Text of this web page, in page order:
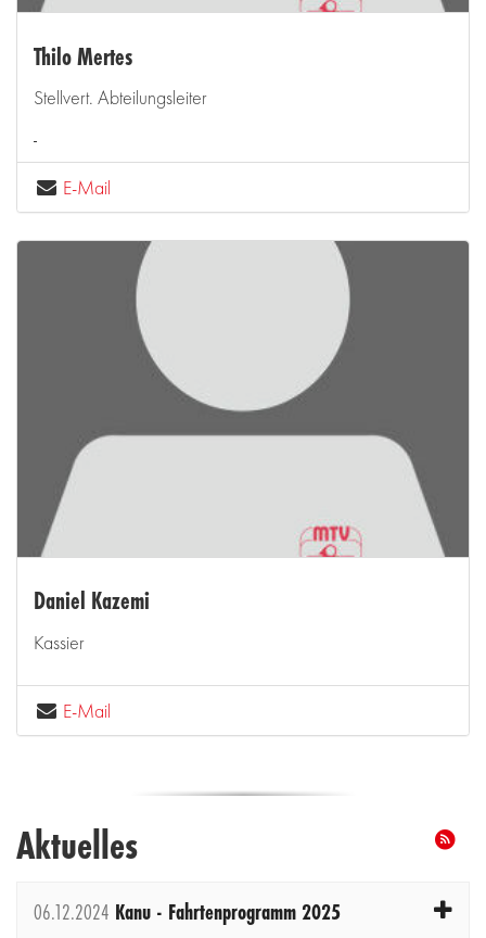
Thilo Mertes
Stellvert. Abteilungsleiter
E-Mail
Daniel Kazemi
Kassier
E-Mail
Aktuelles
06.12.2024 Kanu - Fahrtenprogramm 2025